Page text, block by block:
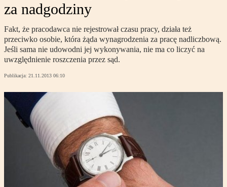
za nadgodziny
Fakt, że pracodawca nie rejestrował czasu pracy, działa też
przeciwko osobie, która żąda wynagrodzenia za pracę nadliczbową.
Jeśli sama nie udowodni jej wykonywania, nie ma co liczyć na
uwzględnienie roszczenia przez sąd.
Publikacja: 21.11.2013 06:10